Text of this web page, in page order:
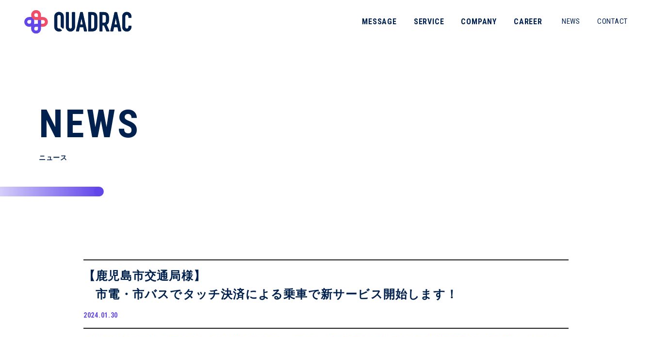
MESSAGE SERVICE COMPANY CAREER NEWS CONTACT
NEWS
ニュース
【鹿児島市交通局様】
市電・市バスでタッチ決済による乗車で新サービス開始します！
2024.01.30